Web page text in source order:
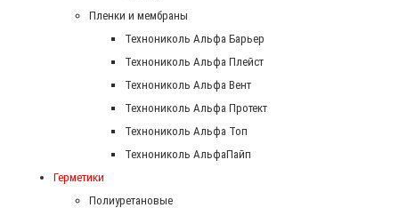
Пленки и мембраны
Технониколь Альфа Барьер
Технониколь Альфа Плейст
Технониколь Альфа Вент
Технониколь Альфа Протект
Технониколь Альфа Топ
Технониколь АльфаПайп
Герметики
Полиуретановые